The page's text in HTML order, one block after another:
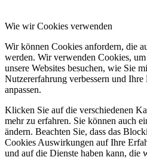
Wie wir Cookies verwenden
Wir können Cookies anfordern, die
werden. Wir verwenden Cookies,
unsere Websites besuchen, wie Sie
Nutzererfahrung verbessern und
anpassen.
Klicken Sie auf die verschiedenen
mehr zu erfahren. Sie können auch
ändern. Beachten Sie, dass das
Cookies Auswirkungen auf Ihre
und auf die Dienste haben kann, die